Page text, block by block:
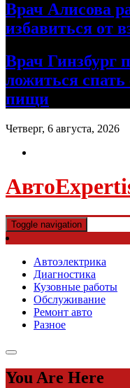
Врач Алисова
избавиться от
Врач Гинзбург
ложиться спать
пищи
Четверг, 6 августа, 2026
Toggle navigation
Автоэлектрика
Диагностика
Кузовные работы
Обслуживание
Ремонт авто
Разное
You Are Here